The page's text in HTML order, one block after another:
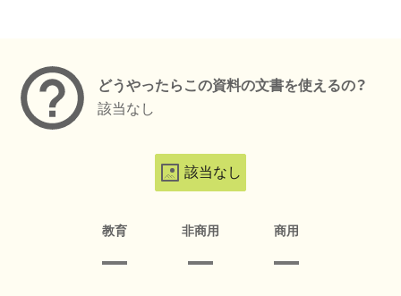
どうやったらこの資料の文書を使えるの？
該当なし
該当なし
教育 非商用 商用